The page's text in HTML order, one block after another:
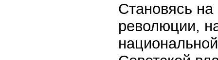
Становясь
революции,